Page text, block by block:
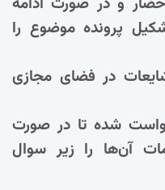
پرونده موضوع را
در فضای مجازی
شده تا در صورت
آن‌ها را زیر سوال